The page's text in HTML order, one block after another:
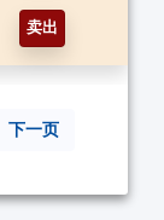
卖出
下一页